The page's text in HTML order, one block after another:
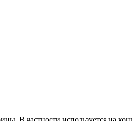
В частности используется на